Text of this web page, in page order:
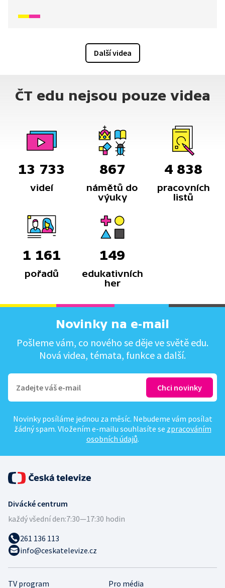
odnesli?
Další videa
ČT edu nejsou pouze videa
13 733
videí
867
námětů do
výuky
4 838
pracovních
listů
1 161
pořadů
149
edukativních
her
Novinky na e-mail
Pošleme vám, co nového se děje ve světě edu.
Nová videa, témata, funkce a další.
Novinky posíláme jednou za měsíc. Nebudeme vám posílat
žádný spam. Vložením e-mailu souhlasíte se zpracováním
osobních údajů.